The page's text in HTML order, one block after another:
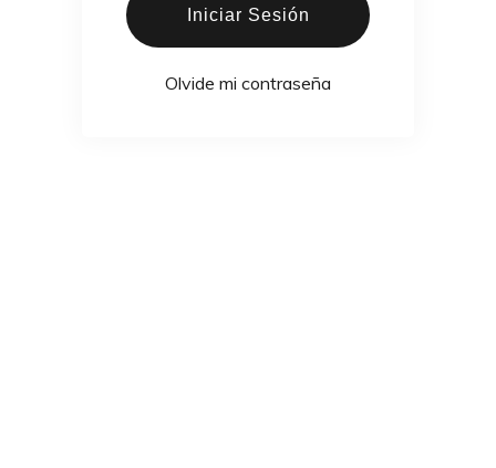
Iniciar Sesión
Olvide mi contraseña